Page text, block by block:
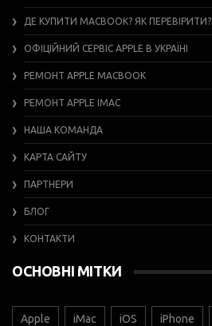
ДЕ КУПИТИ MACBOOK? ЯК ПЕРЕВІРИТИ?
ОФІЦІЙНИЙ СЕРВІС APPLE В УКРАЇНІ
РЕМОНТ APPLE MACBOOK
РЕМОНТ APPLE IMAC
НАША КОМАНДА
КАРТА САЙТУ
ПАРТНЕРИ
БЛОГ
КОНТАКТИ
ОСНОВНІ МІТКИ
Apple iMac iOS iPhone